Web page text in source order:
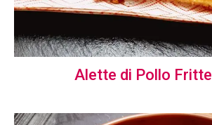
Alette di Pollo Fritte